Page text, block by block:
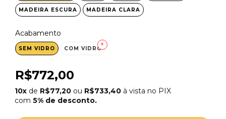
MADEIRA ESCURA MADEIRA CLARA
Acabamento
SEM VIDRO COM VIDRO
R$772,00
10x de R$77,20 ou R$733,40 à vista no PIX
com 5% de desconto.